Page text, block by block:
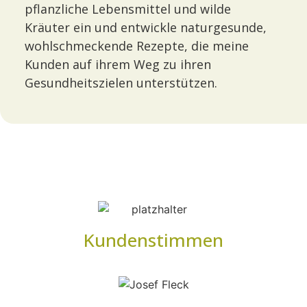
pflanzliche Lebensmittel und wilde
Kräuter ein und entwickle naturgesunde,
wohlschmeckende Rezepte, die meine
Kunden auf ihrem Weg zu ihren
Gesundheitszielen unterstützen.
Kundenstimmen